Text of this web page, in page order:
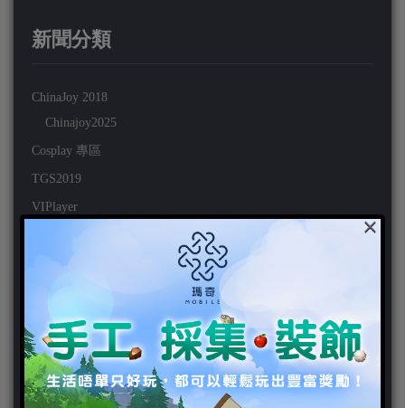
新聞分類
ChinaJoy 2018
Chinajoy2025
Cosplay 專區
TGS2019
VIPlayer
好康活動
官方虛寶
家用遊戲
3DS
×